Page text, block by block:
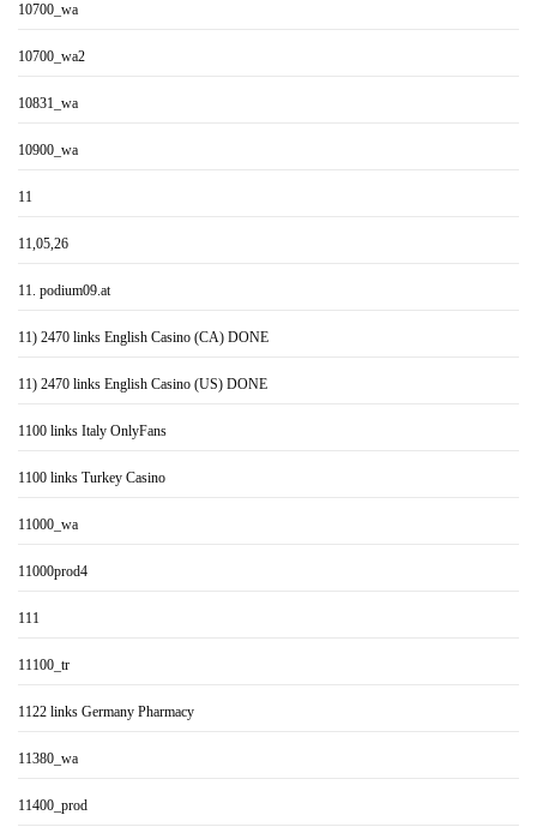
10700_wa
10700_wa2
10831_wa
10900_wa
11
11,05,26
11. podium09.at
11) 2470 links English Casino (CA) DONE
11) 2470 links English Casino (US) DONE
1100 links Italy OnlyFans
1100 links Turkey Casino
11000_wa
11000prod4
111
11100_tr
1122 links Germany Pharmacy
11380_wa
11400_prod